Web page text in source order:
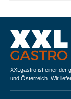
XXLgastro ist einer der
und Österreich. Wir